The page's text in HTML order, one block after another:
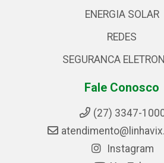
ENERGIA SOLAR
REDES
SEGURANCA
Fale Conosco
(27) 3347-
Instagram